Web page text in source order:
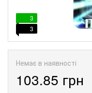
3
3
Немає в наявності
103.85 грн